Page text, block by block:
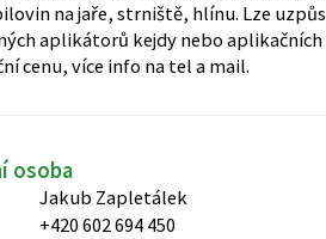
na jaře, strniště, hlínu. Lze
aplikátorů kejdy nebo aplikačních
cenu, více info na tel a mail.
osoba
Jakub Zapletálek
+420 602 694 450